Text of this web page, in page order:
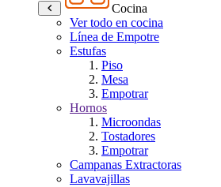
Cocina
Ver todo en cocina
Línea de Empotre
Estufas
Piso
Mesa
Empotrar
Hornos
Microondas
Tostadores
Empotrar
Campanas Extractoras
Lavavajillas